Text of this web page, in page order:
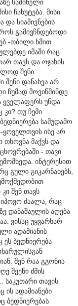
საშინელი
ჩახუტება. მისი
სიამივნების
გამივჩნდებოდი
-თბილი ხმით
იმაში რაც
თავს და ოჯახის
შენი
შენი დანახვა არ
ჩუმად მოვიწმინდე
ყველაფერს უნდა
კი? თუ ჩემი
სამუდამო
-ყოველთვის ისე არ
მაქვს და
- თავი
ინტერესით
გული გიკარნახებს,
შენ თავს
ძაალა, რაც
დანაშაულის აღება
ვისაც უყვარხარ
ადამიანის
ბედნიერება
შენ რაა გგონია
შეენი ძმის
საკუთარი თავის
ის ადამიანები
ბედნიერებას